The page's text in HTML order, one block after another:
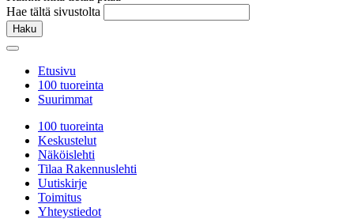
Hae tältä sivustolta
Haku
Etusivu
100 tuoreinta
Suurimmat
100 tuoreinta
Keskustelut
Näköislehti
Tilaa Rakennuslehti
Uutiskirje
Toimitus
Yhteystiedot